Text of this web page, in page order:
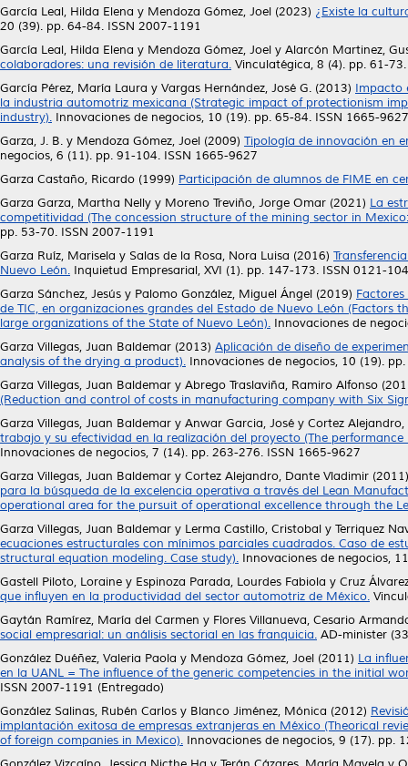
García Leal, Hilda Elena y Mendoza Gómez, Joel (2023) ¿Existe la
20 (39). pp. 64-84. ISSN 2007-1191
García Leal, Hilda Elena y Mendoza Gómez, Joel y Alarcón Martinez,
colaboradores: una revisión de literatura. Vinculatégica, 8 (4). pp. 61-
García Pérez, María Laura y Vargas Hernández, José G. (2013) Impacto
la industria automotriz mexicana (Strategic impact of protectionism
industry). Innovaciones de negocios, 10 (19). pp. 65-84. ISSN 1665-9627
Garza, J. B. y Mendoza Gómez, Joel (2009) Tipología de innovación en
negocios, 6 (11). pp. 91-104. ISSN 1665-9627
Garza Castaño, Ricardo (1999) Participación de alumnos de FIME en
Garza Garza, Martha Nelly y Moreno Treviño, Jorge Omar (2021) La
competitividad (The concession structure of the mining sector in
pp. 53-70. ISSN 2007-1191
Garza Ruíz, Marisela y Salas de la Rosa, Nora Luisa (2016)
Nuevo León. Inquietud Empresarial, XVI (1). pp. 147-173. ISSN 0121-
Garza Sánchez, Jesús y Palomo González, Miguel Ángel (2019)
de TIC, en organizaciones grandes del Estado de Nuevo León
large organizations of the State of Nuevo León). Innovaciones de
Garza Villegas, Juan Baldemar (2013) Aplicación de diseño de
analysis of the drying a product). Innovaciones de negocios, 10 (19).
Garza Villegas, Juan Baldemar y Abrego Traslaviña, Ramiro Alfonso
(Reduction and control of costs in manufacturing company with Six
Garza Villegas, Juan Baldemar y Anwar Garcia, José y Cortez
trabajo y su efectividad en la realización del proyecto (The
Innovaciones de negocios, 7 (14). pp. 263-276. ISSN 1665-9627
Garza Villegas, Juan Baldemar y Cortez Alejandro, Dante Vladimir
para la búsqueda de la excelencia operativa a través del Lean
operational area for the pursuit of operational excellence through the
Garza Villegas, Juan Baldemar y Lerma Castillo, Cristobal y Terriquez
ecuaciones estructurales con mínimos parciales cuadrados. Caso de
structural equation modeling. Case study). Innovaciones de negocios,
Gastell Piloto, Loraine y Espinoza Parada, Lourdes Fabiola y Cruz
que influyen en la productividad del sector automotriz de México.
Gaytán Ramírez, María del Carmen y Flores Villanueva, Cesario
social empresarial: un análisis sectorial en las franquicia. AD-minister
González Duéñez, Valeria Paola y Mendoza Gómez, Joel (2011) La
en la UANL = The influence of the generic competencies in the initial
ISSN 2007-1191 (Entregado)
González Salinas, Rubén Carlos y Blanco Jiménez, Mónica (2012)
implantación exitosa de empresas extranjeras en México (Theorical
of foreign companies in Mexico). Innovaciones de negocios, 9 (17). pp.